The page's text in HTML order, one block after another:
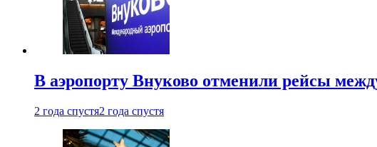
В аэропорту Внуково отменили рейсы
2 года спустя2 года спустя